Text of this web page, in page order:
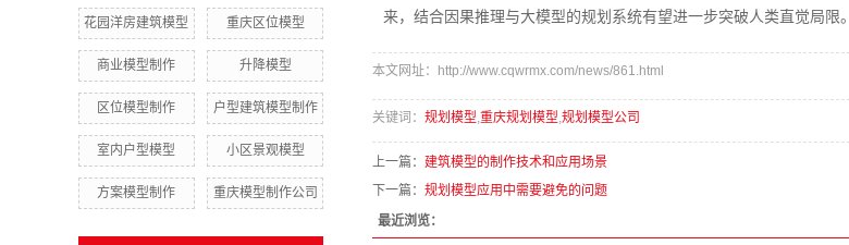
花园洋房建筑模型 重庆区位模型
商业模型制作 升降模型
区位模型制作 户型建筑模型制作
室内户型模型 小区景观模型
方案模型制作 重庆模型制作公司
来，结合因果推理与大模型的规划系统有望进一步突破人类直觉局限。
本文网址：http://www.cqwrmx.com/news/861.html
关键词： 规划模型,重庆规划模型,规划模型公司
上一篇： 建筑模型的制作技术和应用场景
下一篇： 规划模型应用中需要避免的问题
最近浏览：